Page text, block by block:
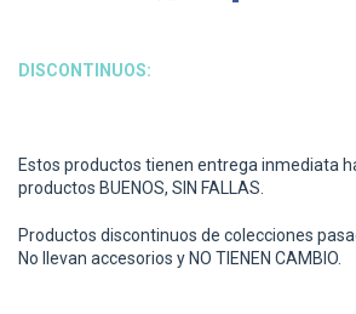
DISCONTINUOS:
Estos productos tienen entrega inmediata
productos BUENOS, SIN FALLAS.
Productos discontinuos de colecciones
No llevan accesorios y NO TIENEN CAMBIO.